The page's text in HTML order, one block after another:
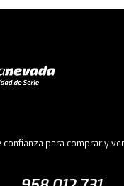
confianza para comprar y